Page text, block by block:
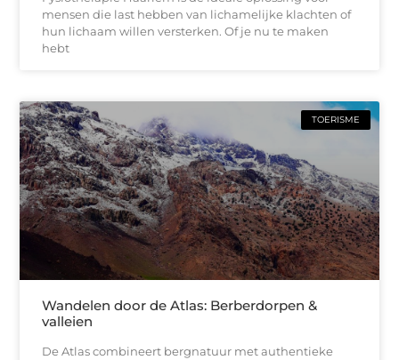
mensen die last hebben van lichamelijke klachten of
hun lichaam willen versterken. Of je nu te maken
hebt
TOERISME
Wandelen door de Atlas: Berberdorpen &
valleien
De Atlas combineert bergnatuur met authentieke